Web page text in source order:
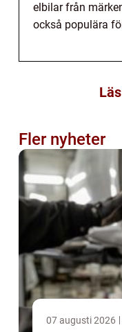
elbilar från
också populära
Fler nyheter
07 augusti 2026